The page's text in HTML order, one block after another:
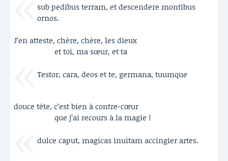
sub pedibus terram, et descendere montibus
ornos.
J’en atteste, chère, chère, les dieux
et toi, ma sœur, et ta
Testor, cara, deos et te, germana, tuumque
douce tête, c’est bien à contre-cœur
que j’ai recours à la magie !
dulce caput, magicas inuitam accingier artes.